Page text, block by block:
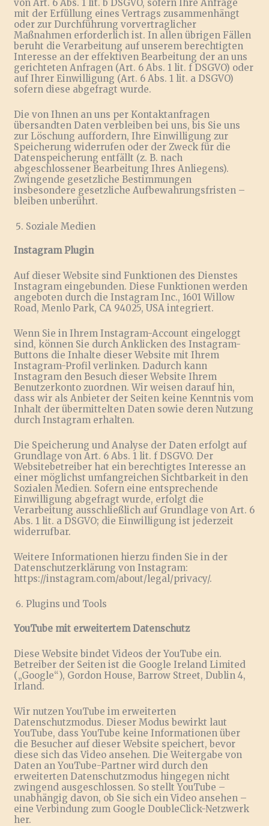
von Art. 6 Abs. 1 lit. b DSGVO, sofern Ihre Anfrage
mit der Erfüllung eines Vertrags zusammenhängt
oder zur Durchführung vorvertraglicher
Maßnahmen erforderlich ist. In allen übrigen Fällen
beruht die Verarbeitung auf unserem berechtigten
Interesse an der effektiven Bearbeitung der an uns
gerichteten Anfragen (Art. 6 Abs. 1 lit. f DSGVO) oder
auf Ihrer Einwilligung (Art. 6 Abs. 1 lit. a DSGVO)
sofern diese abgefragt wurde.
Die von Ihnen an uns per Kontaktanfragen
übersandten Daten verbleiben bei uns, bis Sie uns
zur Löschung auffordern, Ihre Einwilligung zur
Speicherung widerrufen oder der Zweck für die
Datenspeicherung entfällt (z. B. nach
abgeschlossener Bearbeitung Ihres Anliegens).
Zwingende gesetzliche Bestimmungen
insbesondere gesetzliche Aufbewahrungsfristen –
bleiben unberührt.
Soziale Medien
Instagram Plugin
Auf dieser Website sind Funktionen des Dienstes
Instagram eingebunden. Diese Funktionen werden
angeboten durch die Instagram Inc., 1601 Willow
Road, Menlo Park, CA 94025, USA integriert.
Wenn Sie in Ihrem Instagram-Account eingeloggt
sind, können Sie durch Anklicken des Instagram-
Buttons die Inhalte dieser Website mit Ihrem
Instagram-Profil verlinken. Dadurch kann
Instagram den Besuch dieser Website Ihrem
Benutzerkonto zuordnen. Wir weisen darauf hin,
dass wir als Anbieter der Seiten keine Kenntnis vom
Inhalt der übermittelten Daten sowie deren Nutzung
durch Instagram erhalten.
Die Speicherung und Analyse der Daten erfolgt auf
Grundlage von Art. 6 Abs. 1 lit. f DSGVO. Der
Websitebetreiber hat ein berechtigtes Interesse an
einer möglichst umfangreichen Sichtbarkeit in den
Sozialen Medien. Sofern eine entsprechende
Einwilligung abgefragt wurde, erfolgt die
Verarbeitung ausschließlich auf Grundlage von Art. 6
Abs. 1 lit. a DSGVO; die Einwilligung ist jederzeit
widerrufbar.
Weitere Informationen hierzu finden Sie in der
Datenschutzerklärung von Instagram:
https://instagram.com/about/legal/privacy/.
Plugins und Tools
YouTube mit erweitertem Datenschutz
Diese Website bindet Videos der YouTube ein.
Betreiber der Seiten ist die Google Ireland Limited
(„Google“), Gordon House, Barrow Street, Dublin 4,
Irland.
Wir nutzen YouTube im erweiterten
Datenschutzmodus. Dieser Modus bewirkt laut
YouTube, dass YouTube keine Informationen über
die Besucher auf dieser Website speichert, bevor
diese sich das Video ansehen. Die Weitergabe von
Daten an YouTube-Partner wird durch den
erweiterten Datenschutzmodus hingegen nicht
zwingend ausgeschlossen. So stellt YouTube –
unabhängig davon, ob Sie sich ein Video ansehen –
eine Verbindung zum Google DoubleClick-Netzwerk
her.